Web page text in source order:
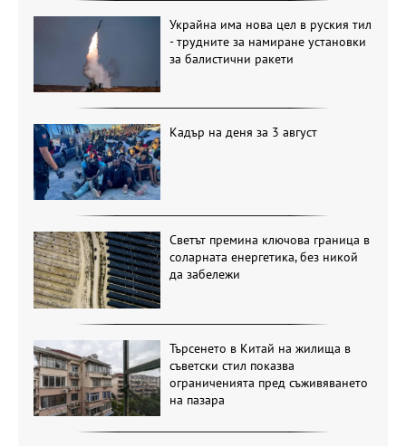
Украйна има нова цел в руския тил
- трудните за намиране установки
за балистични ракети
Кадър на деня за 3 август
Светът премина ключова граница в
соларната енергетика, без никой
да забележи
Търсенето в Китай на жилища в
съветски стил показва
ограниченията пред съживяването
на пазара